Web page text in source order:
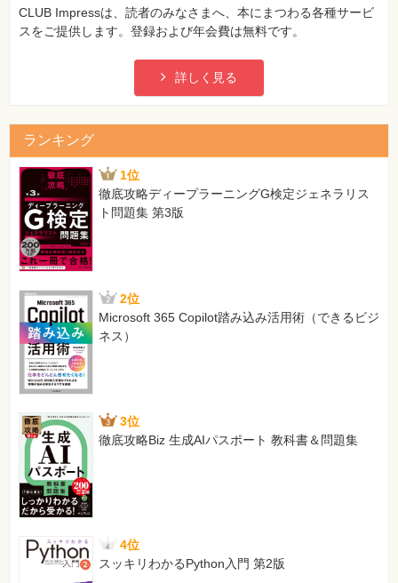
CLUB Impressは、読者のみなさまへ、本にまつわる各種サービ
スをご提供します。登録および年会費は無料です。
詳しく見る
ランキング
1位
徹底攻略ディープラーニングG検定ジェネラリス
ト問題集 第3版
2位
Microsoft 365 Copilot踏み込み活用術（できるビジ
ネス）
3位
徹底攻略Biz 生成AIパスポート 教科書＆問題集
4位
スッキリわかるPython入門 第2版